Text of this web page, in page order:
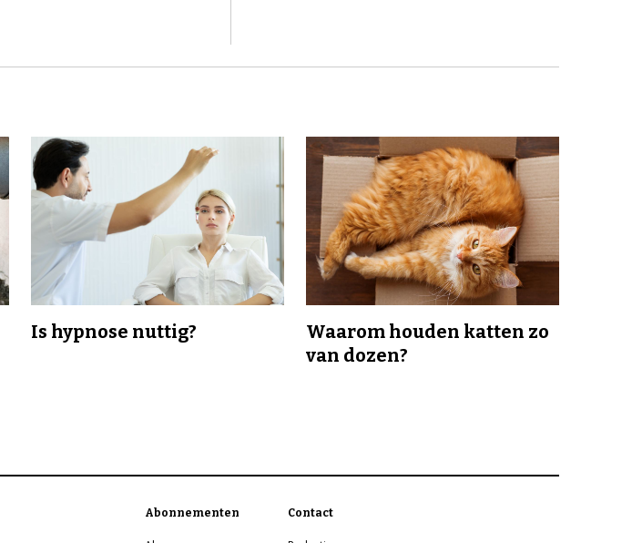
Is hypnose nuttig?
Waarom houden katten zo
van dozen?
Abonnementen Contact